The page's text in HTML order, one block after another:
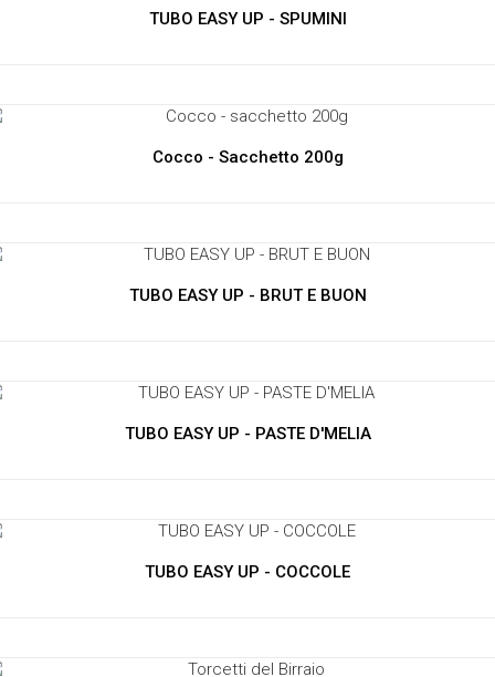
TUBO EASY UP - SPUMINI
Cocco - Sacchetto 200g
TUBO EASY UP - BRUT E BUON
TUBO EASY UP - PASTE D'MELIA
TUBO EASY UP - COCCOLE